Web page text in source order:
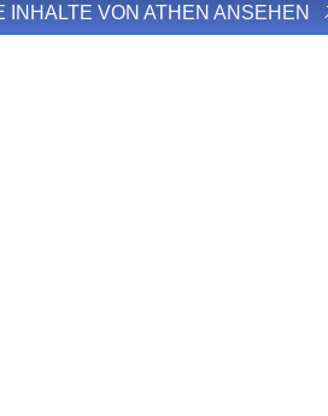
INHALTE VON ATHEN ANSEHEN